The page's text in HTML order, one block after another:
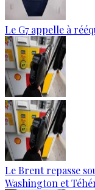
Le G7 appelle à
Le Brent repasse
Washington et